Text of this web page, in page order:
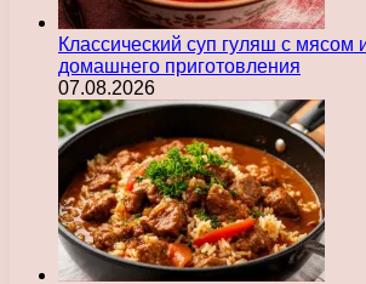
Классический суп гуляш с
домашнего приготовления
07.08.2026